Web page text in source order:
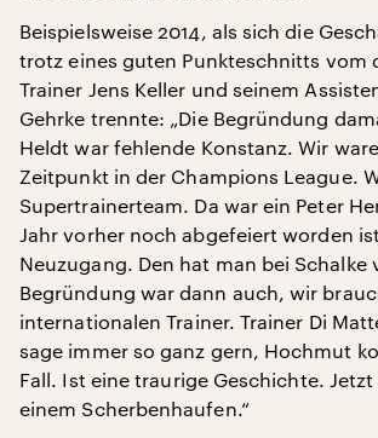
Beispielsweise 2014, als sich die
trotz eines guten Punkteschnitts vom
Trainer Jens Keller und seinem
Gehrke trennte: „Die Begründung
Heldt war fehlende Konstanz. Wir
Zeitpunkt in der Champions League.
Supertrainerteam. Da war ein Peter
Jahr vorher noch abgefeiert worden
Neuzugang. Den hat man bei Schalke
Begründung war dann auch, wir
internationalen Trainer. Trainer Di
sage immer so ganz gern, Hochmut
Fall. Ist eine traurige Geschichte.
einem Scherbenhaufen.“